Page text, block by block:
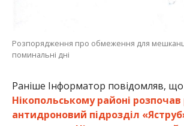
Розпорядження про обмеження для
поминальні дні
Раніше Інформатор повідомляв, що
Нікопольському районі розпочав
антидроновий підрозділ